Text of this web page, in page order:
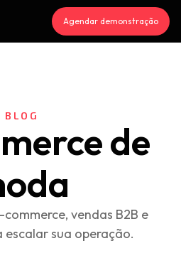
Agendar demonstração
BLOG
de
vendas B2B e
sua operação.